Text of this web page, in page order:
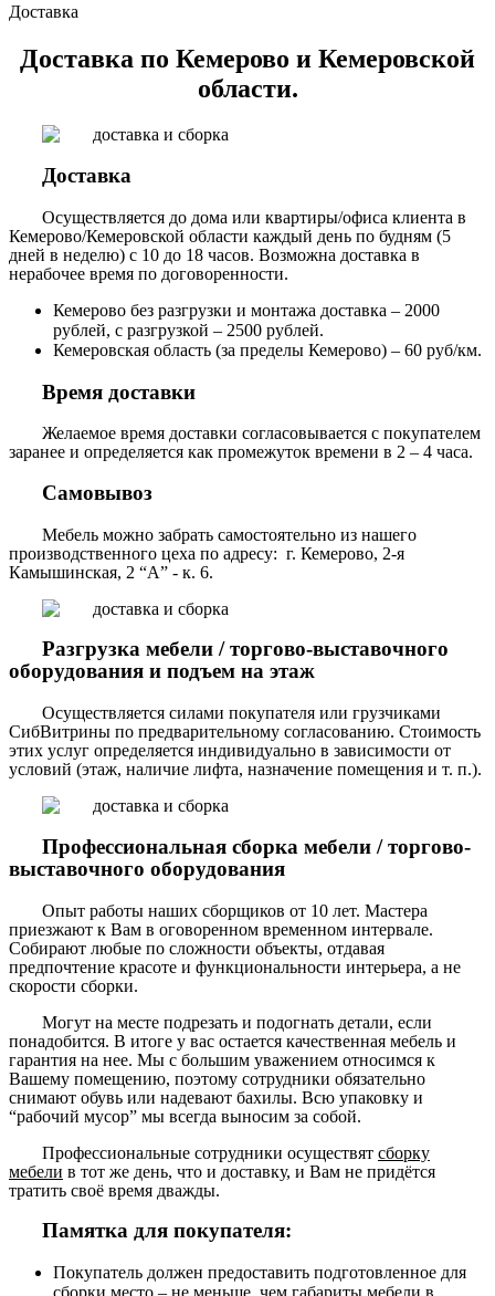
Доставка
Доставка по Кемерово и Кемеровской
области.
Доставка
Осуществляется до дома или квартиры/офиса клиента в
Кемерово/Кемеровской области каждый день по будням (5
дней в неделю) с 10 до 18 часов. Возможна доставка в
нерабочее время по договоренности.
Кемерово без разгрузки и монтажа доставка – 2000
рублей, с разгрузкой – 2500 рублей.
Кемеровская область (за пределы Кемерово) – 60 руб/км.
Время доставки
Желаемое время доставки согласовывается с покупателем
заранее и определяется как промежуток времени в 2 – 4 часа.
Самовывоз
Мебель можно забрать самостоятельно из нашего
производственного цеха по адресу: г. Кемерово, 2-я
Камышинская, 2 “А” - к. 6.
Разгрузка мебели / торгово-выставочного
оборудования и подъем на этаж
Осуществляется силами покупателя или грузчиками
СибВитрины по предварительному согласованию. Стоимость
этих услуг определяется индивидуально в зависимости от
условий (этаж, наличие лифта, назначение помещения и т. п.).
Профессиональная сборка мебели / торгово-
выставочного оборудования
Опыт работы наших сборщиков от 10 лет. Мастера
приезжают к Вам в оговоренном временном интервале.
Собирают любые по сложности объекты, отдавая
предпочтение красоте и функциональности интерьера, а не
скорости сборки.
Могут на месте подрезать и подогнать детали, если
понадобится. В итоге у вас остается качественная мебель и
гарантия на нее. Мы с большим уважением относимся к
Вашему помещению, поэтому сотрудники обязательно
снимают обувь или надевают бахилы. Всю упаковку и
“рабочий мусор” мы всегда выносим за собой.
Профессиональные сотрудники осуществят сборку
мебели в тот же день, что и доставку, и Вам не придётся
тратить своё время дважды.
Памятка для покупателя:
Покупатель должен предоставить подготовленное для
сборки место – не меньше, чем габариты мебели в